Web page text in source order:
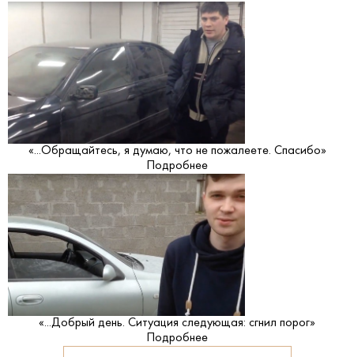
«...Обращайтесь, я думаю, что не пожалеете. Спасибо»
Подробнее
«...Добрый день. Ситуация следующая: сгнил порог»
Подробнее